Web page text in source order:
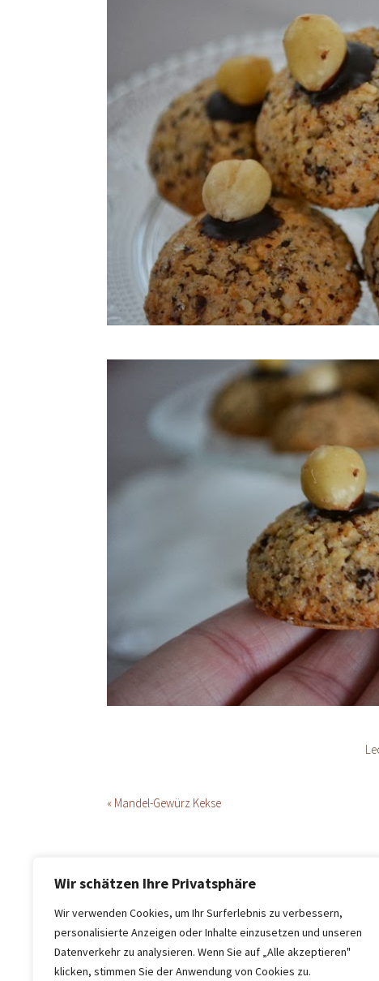
Wir schätzen Ihre Privatsphäre
Wir verwenden Cookies, um Ihr Surferlebnis zu verbessern,
personalisierte Anzeigen oder Inhalte einzusetzen und unseren
Datenverkehr zu analysieren. Wenn Sie auf „Alle akzeptieren"
klicken, stimmen Sie der Anwendung von Cookies zu.
« Mandel-Gewürz Kekse